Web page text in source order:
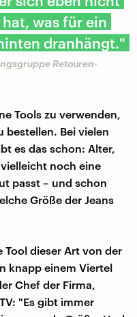
was für ein
dranhängt."
Retouren-
Tools zu verwenden,
bestellen. Bei vielen
es das schon: Alter,
noch eine
passt – und schon
Größe der Jeans
Tool dieser Art von der
knapp einem Viertel
Chef der Firma,
"Es gibt immer